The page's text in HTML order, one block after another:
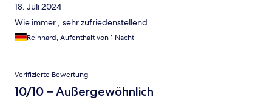
18. Juli 2024
Wie immer ,.sehr zufriedenstellend
Reinhard, Aufenthalt von 1 Nacht
Verifizierte Bewertung
10/10 – Außergewöhnlich